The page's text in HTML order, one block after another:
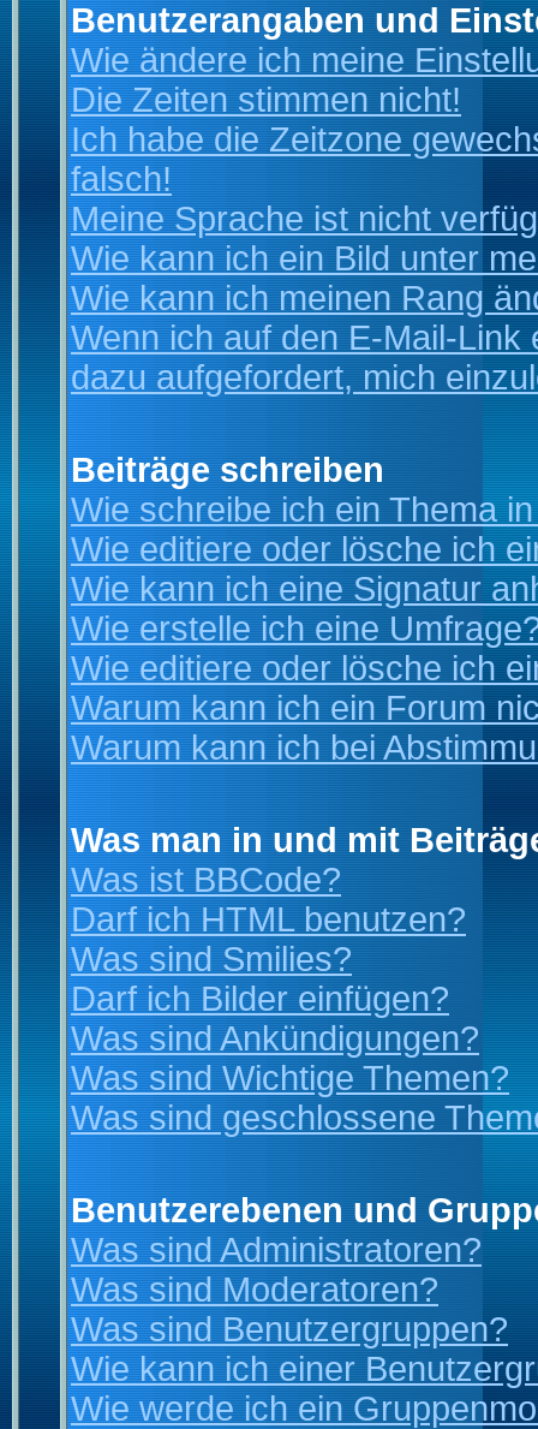
Benutzerangaben und
Wie ändere ich meine
Die Zeiten stimmen nicht!
Ich habe die Zeitzone
falsch!
Meine Sprache ist nicht
Wie kann ich ein Bild unter
Wie kann ich meinen Rang
Wenn ich auf den E-Mail-
dazu aufgefordert, mich
Beiträge schreiben
Wie schreibe ich ein Thema
Wie editiere oder lösche ich
Wie kann ich eine Signatur
Wie erstelle ich eine
Wie editiere oder lösche ich
Warum kann ich ein Forum
Warum kann ich bei
Was man in und mit
Was ist BBCode?
Darf ich HTML benutzen?
Was sind Smilies?
Darf ich Bilder einfügen?
Was sind Ankündigungen?
Was sind Wichtige Themen?
Was sind geschlossene
Benutzerebenen und
Was sind Administratoren?
Was sind Moderatoren?
Was sind Benutzergruppen?
Wie kann ich einer
Wie werde ich ein